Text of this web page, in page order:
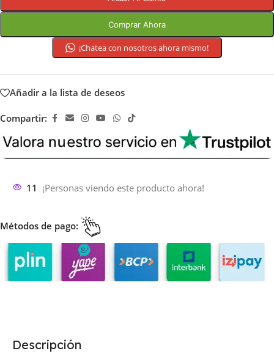
Comprar Ahora
¡Chatea con nosotros ahora mismo!
Añadir a la lista de deseos
Compartir:
11 ¡Personas viendo este producto ahora!
Métodos de pago:
Descripción